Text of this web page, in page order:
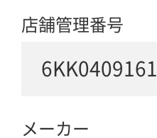
店舗管理番号
メーカー